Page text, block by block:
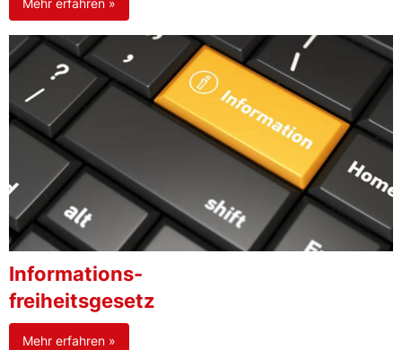
Informations-
freiheitsgesetz
Mehr erfahren »